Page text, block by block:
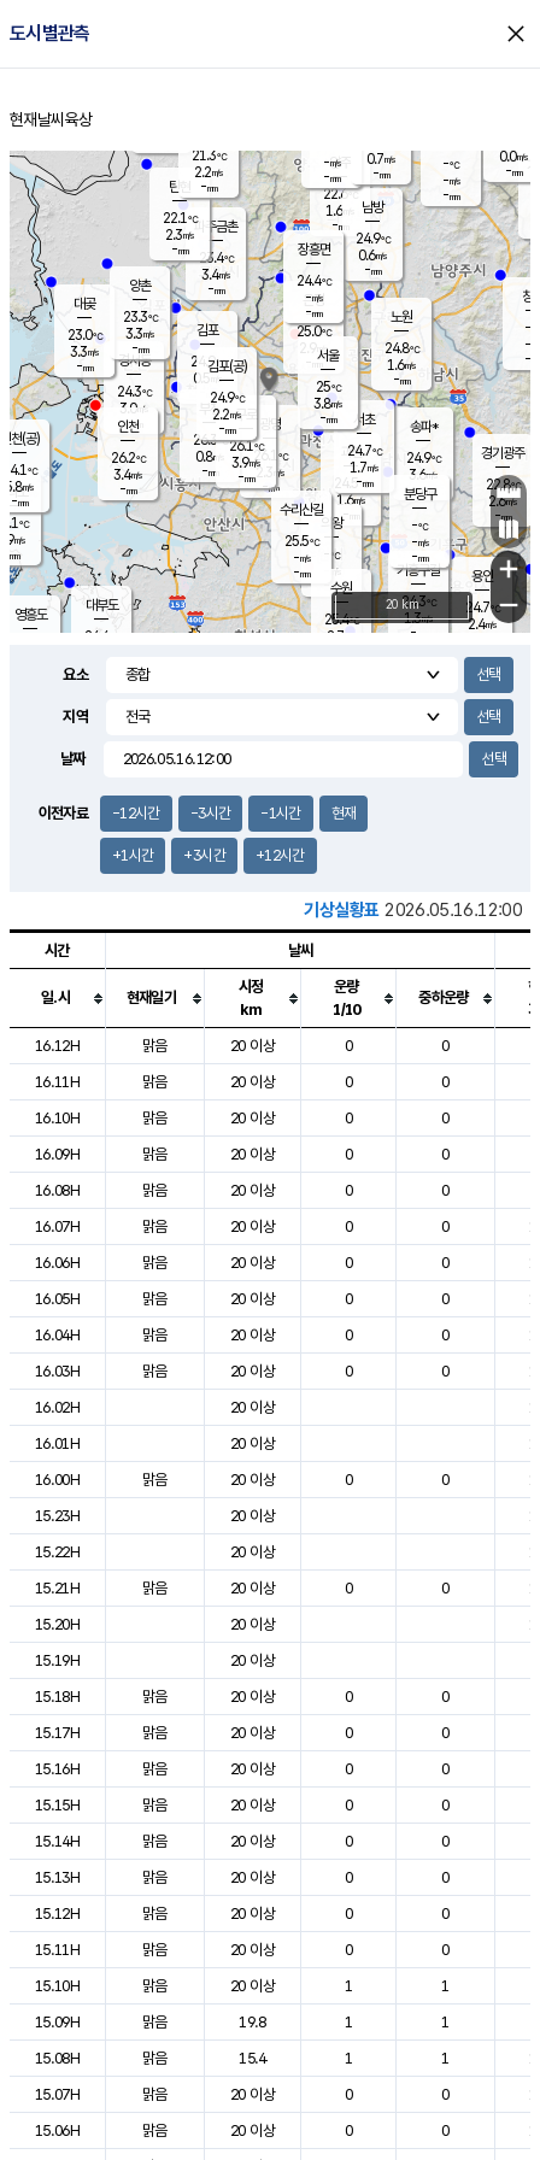
도시별관측 close
홈
현재날씨 육상
의도
℃
m/s
mm
영흥도
양주
22.6℃
1.6
-mm
과천
24.5℃
1.6m/s
- mm
용인
24.7℃
2.4m/s
경기광주
22.8℃
2.6m/s
-mm
1.6m/s
대부도
24.4
경서동
24.3℃
3.0m/s
-mm
파주금촌
23.4℃
3.4m/s
-mm
-℃
-m/s
-mm
대곶
23.0℃
3.3m/s
-mm
창
-
-m/
-
탄현
22.1℃
2.3m/s
-mm
0.0m/s
-mm
의왕
- ℃
m/s
mm
김포
24.9℃
0.5 m/s
mm
광명
26.1
℃
2.3 m/s
-mm
부천
26.3℃
0.8m/s
-mm
양촌
23.3℃
3.3m/s
-mm
구로
26.1℃
3.9m/s
-mm
은평
25.0℃
2.9 m/s
- mm
노원
24.8℃
1.6m/s
-mm
송파*
24.9℃
3.6m/s
-mm
서초
24.7℃
1.7m/s
-mm
남방
24.9℃
0.6m/s
-mm
기흥구갈
24.3℃
1.3m/s
-
수리산길
25.5℃
-m/s
-mm
분당구
-℃
-m/s
-mm
장흥면
24.4℃
-m/s
-mm
-m/s
-mm
인천(공)
24.1℃
5.8m/s
-mm
김포(공)
24.9℃
2.2m/s
-mm
수원
25.4℃
2.7 m/s
인천
26.2℃
3.4m/s
-mm
서울
25℃
3.8m/s
-mm
21.3℃
2.2m/s
-mm
0.7m/s
-mm
+
−
20 km
요소
지역
날짜
이전자료 -12시간 -3시간 -1시간 현재
+1시간 +3시간 +12시간
기상실황표 2026.05.16.12:00
도시별 기상실황표로 지점, 날씨, 기온, 강수, 바람, 기압등을 안내한 표입
시간 날씨
일.시 현재일기
시정
km
운량
1/10
중하운량
16.12H
맑음 20 이상 0 0
16.11H
맑음 20 이상 0 0
16.10H
맑음 20 이상 0 0
16.09H
맑음 20 이상 0 0
16.08H
맑음 20 이상 0 0
16.07H
맑음 20 이상 0 0
16.06H
맑음 20 이상 0 0
16.05H
맑음 20 이상 0 0
16.04H
맑음 20 이상 0 0
16.03H
맑음 20 이상 0 0
16.02H
20 이상
16.01H
20 이상
16.00H
맑음 20 이상 0 0
15.23H
20 이상
15.22H
20 이상
15.21H
맑음 20 이상 0 0
15.20H
20 이상
15.19H
20 이상
15.18H
맑음 20 이상 0 0
15.17H
맑음 20 이상 0 0
15.16H
맑음 20 이상 0 0
15.15H
맑음 20 이상 0 0
15.14H
맑음 20 이상 0 0
15.13H
맑음 20 이상 0 0
15.12H
맑음 20 이상 0 0
15.11H
맑음 20 이상 0 0
15.10H
맑음 20 이상 1 1
15.09H
맑음 19.8 1 1
15.08H
맑음 15.4 1 1
15.07H
맑음 20 이상 0 0
15.06H
맑음 20 이상 0 0